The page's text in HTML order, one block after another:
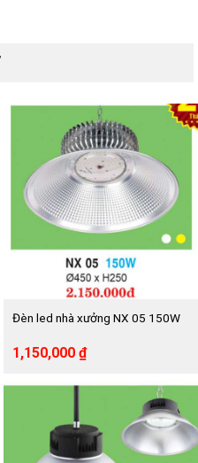
Đèn led nhà xưởng NX 05 150W
Giá
1,150,000 ₫Giá
1,150,000 ₫.